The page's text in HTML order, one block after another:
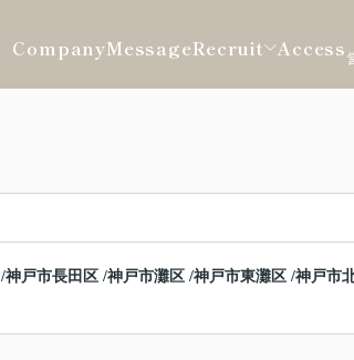
CompanyMessageRecruit Access
/神戸市長田区 /神戸市灘区 /神戸市東灘区 /神戸市